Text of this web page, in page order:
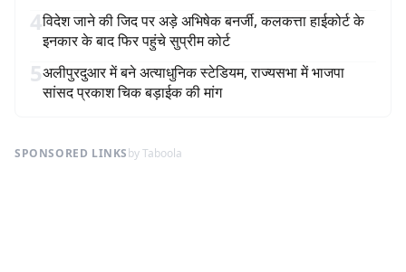
4विदेश जाने की जिद पर अड़े अभिषेक बनर्जी, कलकत्ता हाईकोर्ट के
इनकार के बाद फिर पहुंचे सुप्रीम कोर्ट
5अलीपुरदुआर में बने अत्याधुनिक स्टेडियम, राज्यसभा में भाजपा
सांसद प्रकाश चिक बड़ाईक की मांग
SPONSORED LINKSby Taboola